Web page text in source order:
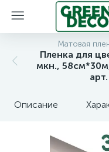
Матовая
Пленка для
мкн.,
Описание